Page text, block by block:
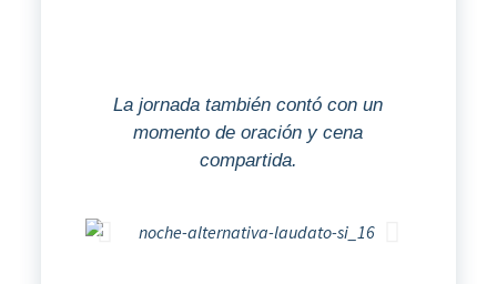
La jornada también contó con un
momento de oración y cena
compartida.